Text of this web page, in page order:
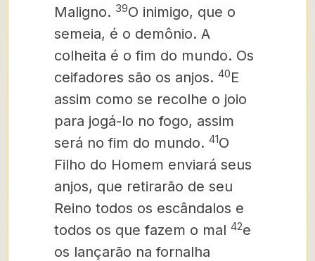
Maligno. 39O inimigo, que o
semeia, é o demônio. A
colheita é o fim do mundo. Os
ceifadores são os anjos. 40E
assim como se recolhe o joio
para jogá-lo no fogo, assim
será no fim do mundo. 41O
Filho do Homem enviará seus
anjos, que retirarão de seu
Reino todos os escândalos e
todos os que fazem o mal 42e
os lançarão na fornalha